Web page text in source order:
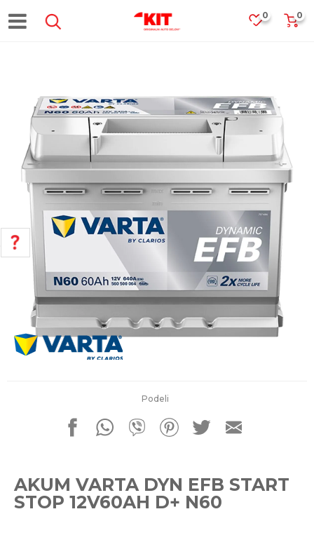
0
0
Podeli
AKUM VARTA DYN EFB START
STOP 12V60AH D+ N60
POMOĆ PRI KUPOVINI
Za više informacija, pomoć i
porudžbine
011 4427900
Radno vreme
Pišite nam
office@kitcommerce.rs